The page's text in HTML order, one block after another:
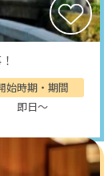
始時期・期間
即日～